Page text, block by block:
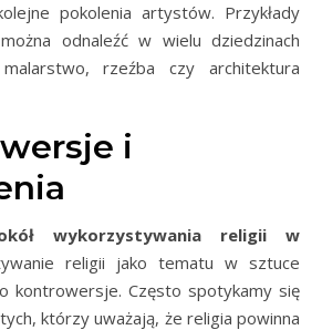
pokolenia artystów. Przykłady
odnaleźć w wielu dziedzinach
rzeźba czy architektura
i
wykorzystywania religii w
religii jako tematu w sztuce
kontrowersje. Często spotykamy się
którzy uważają, że religia powinna